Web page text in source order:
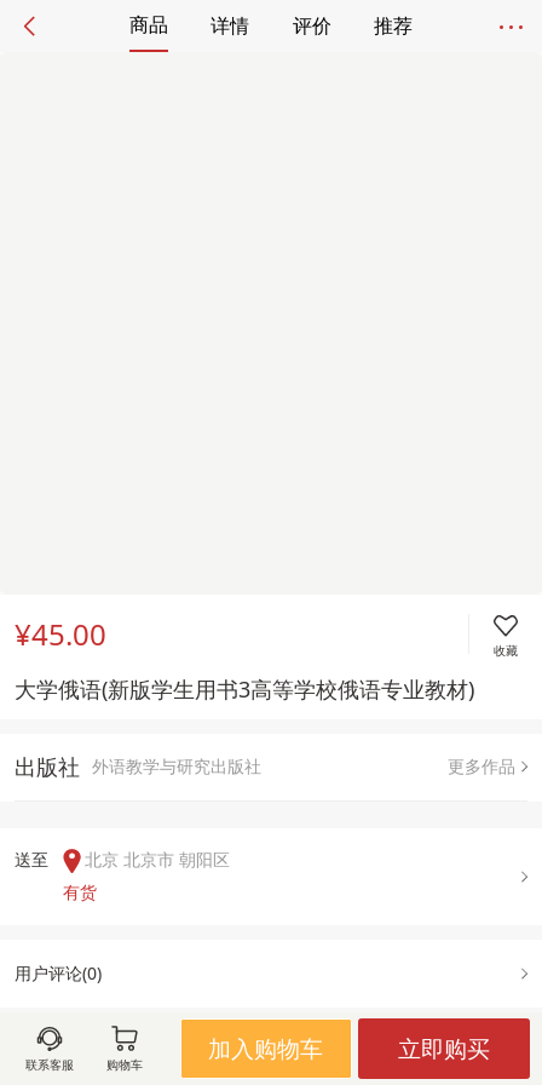
商品 详情 评价 推荐
¥45.00 收藏
大学俄语(新版学生用书3高等学校俄语专业教材)
出版社 外语教学与研究出版社 更多作品
送至
北京 北京市 朝阳区
有货
用户评论(0)
图文详情 出版信息
联系客服 购物车
加入购物车 立即购买